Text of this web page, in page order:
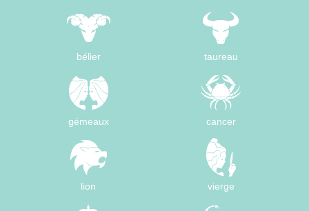
bélier taureau
gémeaux cancer
lion vierge